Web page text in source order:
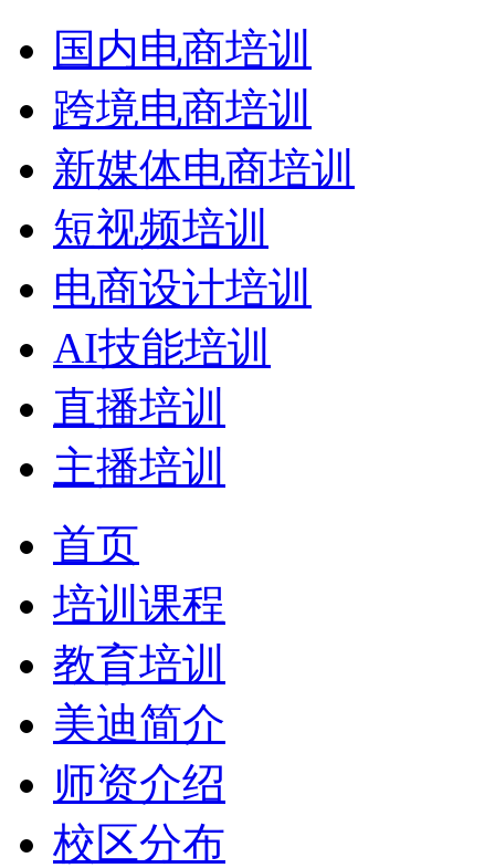
国内电商培训
跨境电商培训
新媒体电商培训
短视频培训
电商设计培训
AI技能培训
直播培训
主播培训
首页
培训课程
教育培训
美迪简介
师资介绍
校区分布